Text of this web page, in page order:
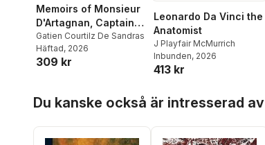
Memoirs of Monsieur
D'Artagnan, Captain-
Lieutenant of the 1st
Company of the King's
Musketeers
Gatien Courtilz De Sandras
Häftad, 2026
309 kr
Leonardo Da Vinci the
Anatomist
J Playfair McMurrich
Inbunden, 2026
413 kr
Du kanske också är intresserad av